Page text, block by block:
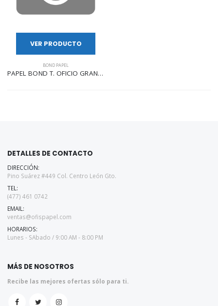
VER PRODUCTO
BOND PAPEL
PAPEL BOND T. OFICIO GRAND COPY C/500 91% BLANCURA
DETALLES DE CONTACTO
DIRECCIÓN:
Pino Suárez #449 Col. Centro León Gto.
TEL:
(477) 461 0742
EMAIL:
ventas@ofispapel.com
HORARIOS:
Lunes - SAbado / 9:00 AM - 8:00 PM
MÁS DE NOSOTROS
Recibe las mejores ofertas sólo para ti.